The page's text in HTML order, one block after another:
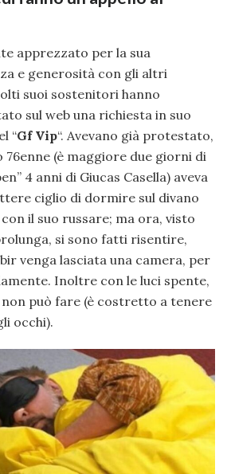
apprezzato per la sua
e generosità con gli altri
suoi sostenitori hanno
sul web una richiesta in suo
“Gf Vip“. Avevano già protestato,
76enne (è maggiore due giorni di
4 anni di Giucas Casella) aveva
ciglio di dormire sul divano
il suo russare; ma ora, visto
si sono fatti risentire,
venga lasciata una camera, per
Inoltre con le luci spente,
non può fare (è costretto a tenere
occhi).